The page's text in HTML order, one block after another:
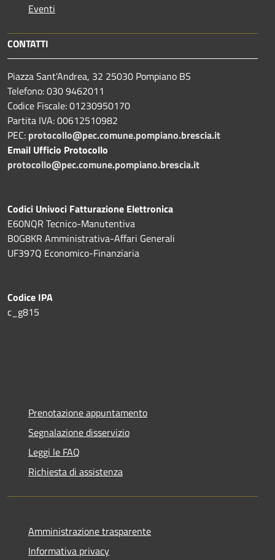
Eventi
CONTATTI
Piazza Sant'Andrea, 32 25030 Pompiano BS
Telefono: 030 9462011
Codice Fiscale: 01230950170
Partita IVA: 00612510982
PEC: protocollo@pec.comune.pompiano.brescia.it
Email Ufficio Protocollo
protocollo@pec.comune.pompiano.brescia.it
Codici Univoci Fatturazione Elettronica
E60NQR Tecnico-Manutentiva
B0G8KR Amministrativa-Affari Generali
UF397Q Economico-Finanziaria
Codice IPA
c_g815
Prenotazione appuntamento
Segnalazione disservizio
Leggi le FAQ
Richiesta di assistenza
Amministrazione trasparente
Informativa privacy